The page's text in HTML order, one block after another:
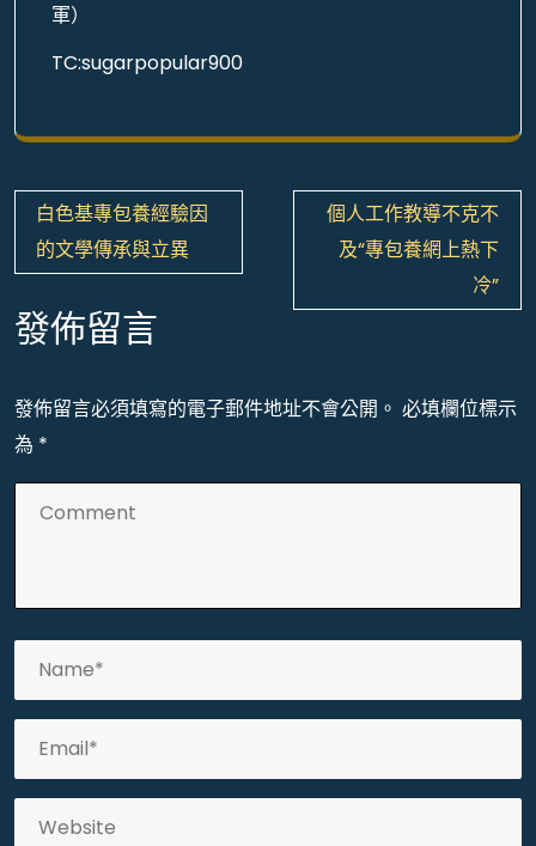
軍）
TC:sugarpopular900
文
章
導
覽
白色基專包養經驗因
的文學傳承與立異
個人工作教導不克不
及“專包養網上熱下
冷”
發佈留言
發佈留言必須填寫的電子郵件地址不會公開。 必填欄位標示
為 *